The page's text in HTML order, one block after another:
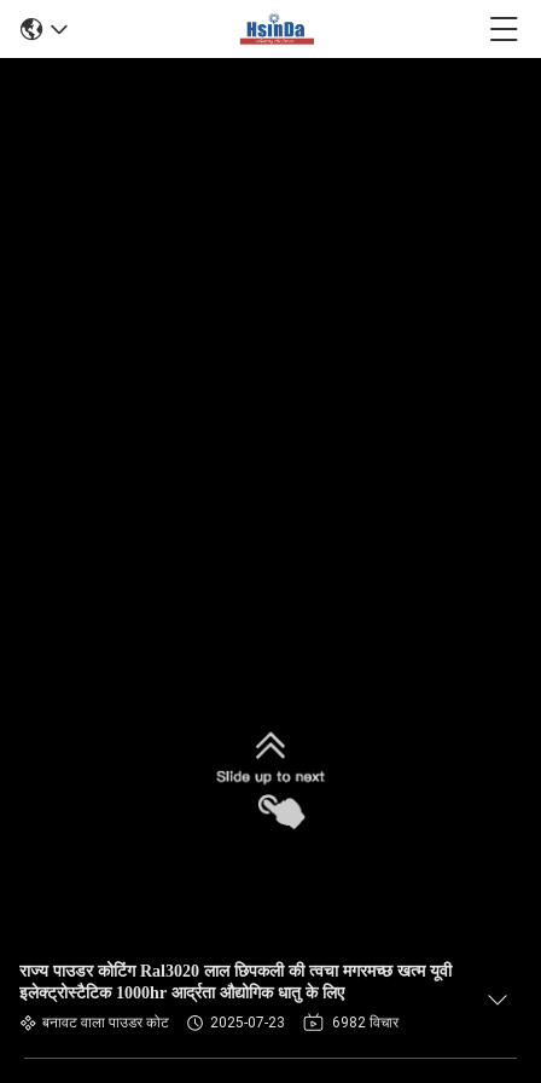
राज्य पाउडर कोटिंग Ral3020 लाल छिपकली की त्वचा मगरमच्छ खत्म यूवी
इलेक्ट्रोस्टैटिक 1000hr आर्द्रता औद्योगिक धातु के लिए
बनावट वाला पाउडर कोट 2025-07-23 6982 विचार